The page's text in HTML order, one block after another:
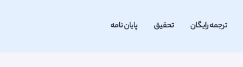
ترجمه رایگان تحقیق پایان نامه